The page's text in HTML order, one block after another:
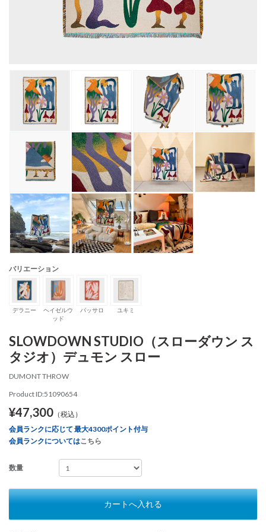
バリエーション
デラニー
ヘイゼルウ
ッド
パッサロ ユキミ
SLOWDOWN STUDIO（スローダウン ス
タジオ）デュモン スロー
DUMONT THROW
Product ID:51090654
¥47,300 （税込）
会員ランクに応じて 最大4300ポイント付与
会員ランクについてはこちら
数量
カートへ入れる